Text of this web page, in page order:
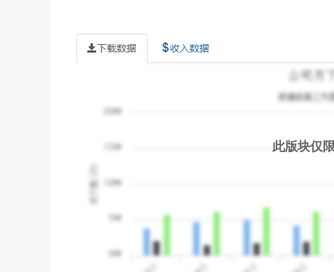
此版块仅